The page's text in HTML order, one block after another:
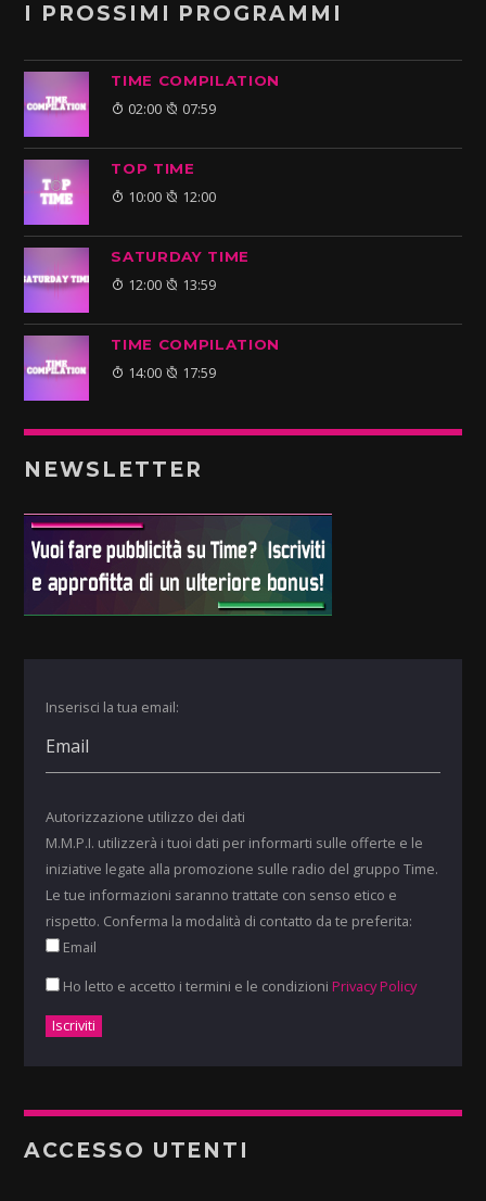
I PROSSIMI PROGRAMMI
TIME COMPILATION
02:00 07:59
TOP TIME
10:00 12:00
SATURDAY TIME
12:00 13:59
TIME COMPILATION
14:00 17:59
NEWSLETTER
Inserisci la tua email:
Autorizzazione utilizzo dei dati
M.M.P.I. utilizzerà i tuoi dati per informarti sulle offerte e le
iniziative legate alla promozione sulle radio del gruppo Time.
Le tue informazioni saranno trattate con senso etico e
rispetto. Conferma la modalità di contatto da te preferita:
Email
Ho letto e accetto i termini e le condizioni Privacy Policy
ACCESSO UTENTI